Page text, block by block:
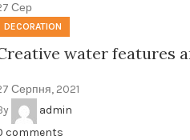
Сер
DECORATION
water features
Серпня, 2021
admin
comments